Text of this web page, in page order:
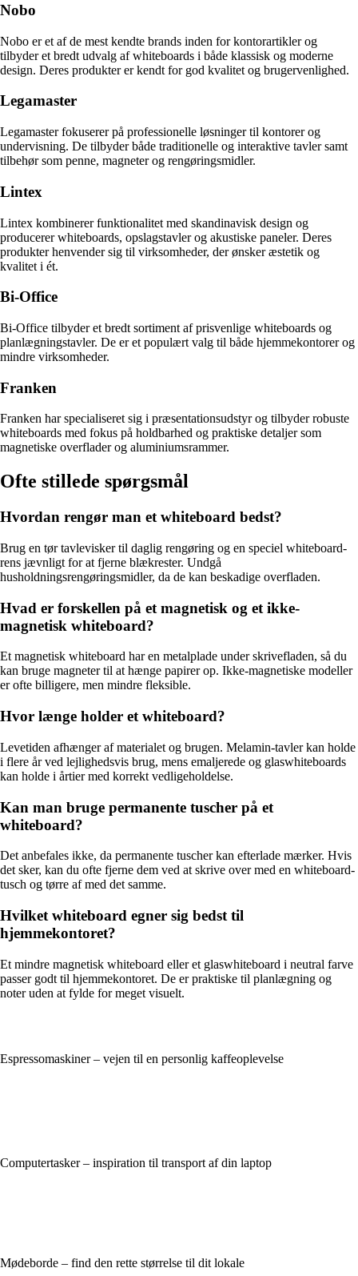
Nobo
Nobo er et af de mest kendte brands inden for kontorartikler og
tilbyder et bredt udvalg af whiteboards i både klassisk og moderne
design. Deres produkter er kendt for god kvalitet og brugervenlighed.
Legamaster
Legamaster fokuserer på professionelle løsninger til kontorer og
undervisning. De tilbyder både traditionelle og interaktive tavler samt
tilbehør som penne, magneter og rengøringsmidler.
Lintex
Lintex kombinerer funktionalitet med skandinavisk design og
producerer whiteboards, opslagstavler og akustiske paneler. Deres
produkter henvender sig til virksomheder, der ønsker æstetik og
kvalitet i ét.
Bi-Office
Bi-Office tilbyder et bredt sortiment af prisvenlige whiteboards og
planlægningstavler. De er et populært valg til både hjemmekontorer og
mindre virksomheder.
Franken
Franken har specialiseret sig i præsentationsudstyr og tilbyder robuste
whiteboards med fokus på holdbarhed og praktiske detaljer som
magnetiske overflader og aluminiumsrammer.
Ofte stillede spørgsmål
Hvordan rengør man et whiteboard bedst?
Brug en tør tavlevisker til daglig rengøring og en speciel whiteboard-
rens jævnligt for at fjerne blækrester. Undgå
husholdningsrengøringsmidler, da de kan beskadige overfladen.
Hvad er forskellen på et magnetisk og et ikke-
magnetisk whiteboard?
Et magnetisk whiteboard har en metalplade under skrivefladen, så du
kan bruge magneter til at hænge papirer op. Ikke-magnetiske modeller
er ofte billigere, men mindre fleksible.
Hvor længe holder et whiteboard?
Levetiden afhænger af materialet og brugen. Melamin-tavler kan holde
i flere år ved lejlighedsvis brug, mens emaljerede og glaswhiteboards
kan holde i årtier med korrekt vedligeholdelse.
Kan man bruge permanente tuscher på et
whiteboard?
Det anbefales ikke, da permanente tuscher kan efterlade mærker. Hvis
det sker, kan du ofte fjerne dem ved at skrive over med en whiteboard-
tusch og tørre af med det samme.
Hvilket whiteboard egner sig bedst til
hjemmekontoret?
Et mindre magnetisk whiteboard eller et glaswhiteboard i neutral farve
passer godt til hjemmekontoret. De er praktiske til planlægning og
noter uden at fylde for meget visuelt.
Espressomaskiner – vejen til en personlig kaffeoplevelse
Computertasker – inspiration til transport af din laptop
Mødeborde – find den rette størrelse til dit lokale